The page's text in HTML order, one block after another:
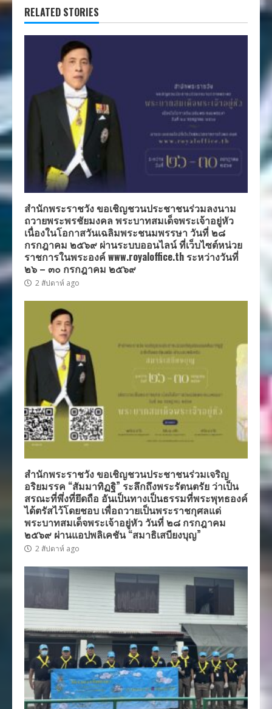
RELATED STORIES
สำนักพระราชวัง ขอเชิญชวนประชาชนร่วมลงนาม
ถวายพระพรชัยมงคล พระบาทสมเด็จพระเจ้าอยู่หัว
เนื่องในโอกาสวันเฉลิมพระชนมพรรษา วันที่ ๒๘
กรกฎาคม ๒๕๖๙ ผ่านระบบออนไลน์ ที่เว็บไซต์หน่วย
ราชการในพระองค์ www.royaloffice.th ระหว่างวันที่
๒๖ – ๓๐ กรกฎาคม ๒๕๖๙
2 สัปดาห์ ago
สำนักพระราชวัง ขอเชิญชวนประชาชนร่วมเจริญ
อริยมรรค “สัมมาทิฏฐิ” ระลึกถึงพระรัตนตรัย ว่าเป็น
สรณะที่พึ่งที่ยึดถือ อันเป็นทางเป็นธรรมที่พระพุทธองค์
ได้ตรัสไว้โดยชอบ เพื่อถวายเป็นพระราชกุศลแด่
พระบาทสมเด็จพระเจ้าอยู่หัว วันที่ ๒๘ กรกฎาคม
๒๕๖๙ ผ่านแอปพลิเคชัน “สมาธิเสบียงบุญ”
2 สัปดาห์ ago